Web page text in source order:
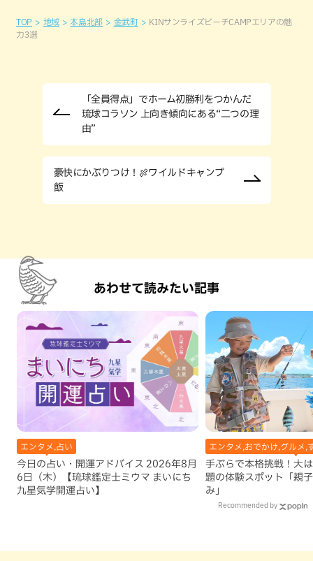
TOP 地域 本島北部 金武町
KINサンライズビーチCAMPエリアの魅
力3選
「全員得点」でホーム初勝利をつかんだ
琉球コラソン 上向き傾向にある“二つの理
由”
豪快にかぶりつけ！🍖ワイルドキャンプ
飯
あわせて読みたい記事
エンタメ,占い
今日の占い・開運アドバイス 2026年8月
6日（木）【琉球鑑定士ミウマ まいにち
九星気学開運占い】
エンタメ,おでかけ,グルメ,
手ぶらで本格挑戦！大
題の体験スポット「親
み」
Recommended by